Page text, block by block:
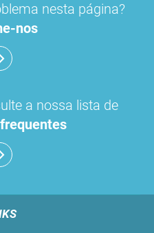
nesta página?
nos
a nossa lista de